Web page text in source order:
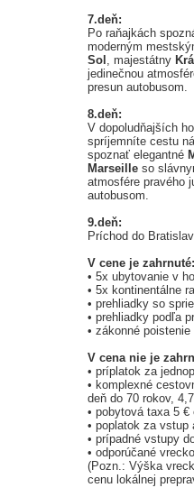
7.deň:
Po raňajkách
moderným
Sol , majestátny
jedinečnou
presun autobusom.
8.deň:
V dopoludňajších
spríjemníte cestu
spoznať elegantné
Marseille so
atmosfére pravého
autobusom.
9.deň:
Príchod do
V cene je zahrnuté:
• 5x ubytovanie v
• 5x kontinentálne
• prehliadky so
• prehliadky podľa
• zákonné
V cena nie je
• príplatok za
• komplexné
deň do 70 rokov,
• pobytová taxa 5
• poplatok za vstup
• prípadné vstupy
• odporúčané
(Pozn.: Výška
cenu lokálnej